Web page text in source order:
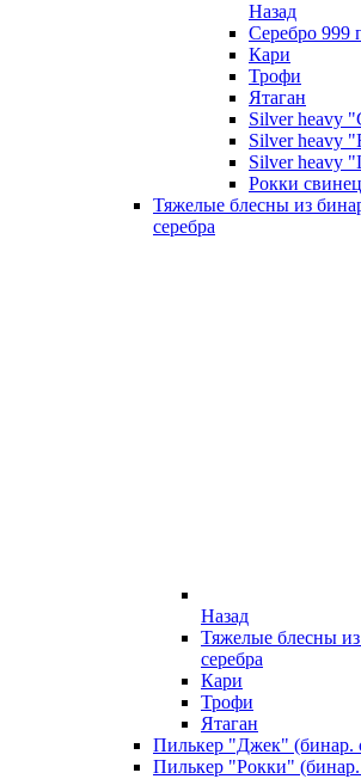
Назад
Серебро 999
Кари
Трофи
Ятаган
Silver heavy
Silver heavy
Silver heavy
Рокки
Тяжелые блесны из
серебра
Назад
Тяжелые блесны
серебра
Кари
Трофи
Ятаган
Пилькер "Джек" (бинар.
Пилькер "Рокки" (бинар.